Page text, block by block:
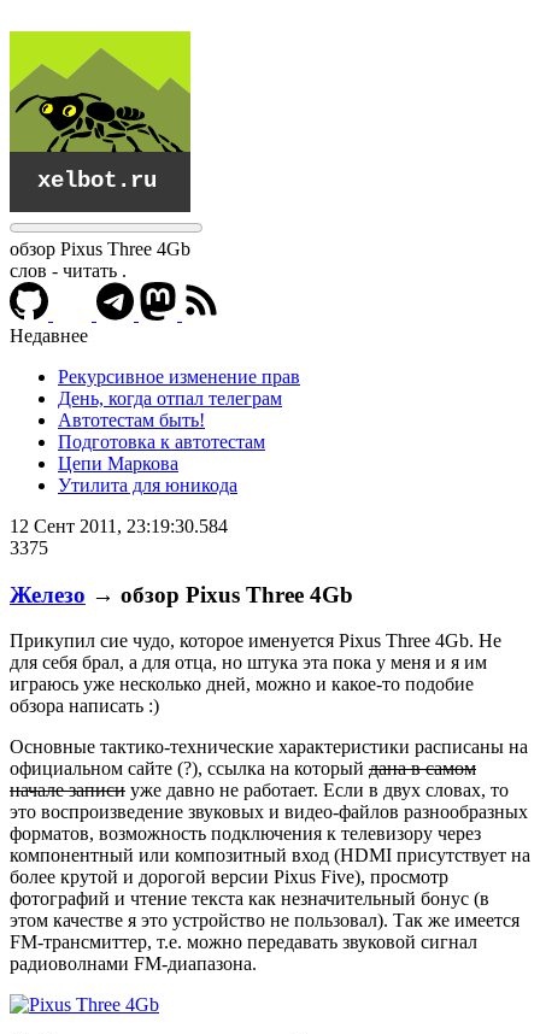
xelbot.ru
обзор Pixus Three 4Gb
слов - читать .
Недавнее
Рекурсивное изменение прав
День, когда отпал телеграм
Автотестам быть!
Подготовка к автотестам
Цепи Маркова
Утилита для юникода
12 Сент 2011, 23:19:30.584
3375
Железо → обзор Pixus Three 4Gb
Прикупил сие чудо, которое именуется Pixus Three 4Gb. Не
для себя брал, а для отца, но штука эта пока у меня и я им
играюсь уже несколько дней, можно и какое-то подобие
обзора написать :)
Основные тактико-технические характеристики расписаны на
официальном сайте (?), ссылка на который дана в самом
начале записи уже давно не работает. Если в двух словах, то
это воспроизведение звуковых и видео-файлов разнообразных
форматов, возможность подключения к телевизору через
компонентный или композитный вход (HDMI присутствует на
более крутой и дорогой версии Pixus Five), просмотр
фотографий и чтение текста как незначительный бонус (в
этом качестве я это устройство не пользовал). Так же имеется
FM-трансмиттер, т.е. можно передавать звуковой сигнал
радиоволнами FM-диапазона.